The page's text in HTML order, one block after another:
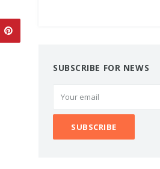
SUBSCRIBE FOR NEWS